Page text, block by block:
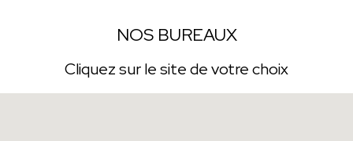
NOS BUREAUX
Cliquez sur le site de votre choix